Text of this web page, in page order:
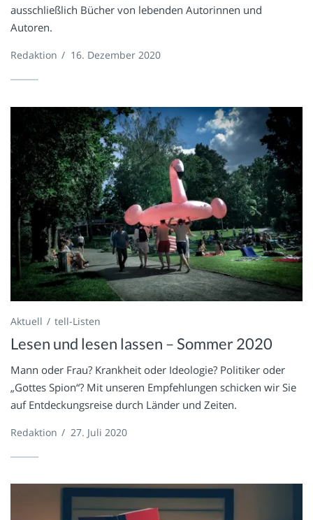
ausschließlich Bücher von lebenden Autorinnen und
Autoren.
Redaktion / 16. Dezember 2020
Aktuell tell-Listen
Lesen und lesen lassen – Sommer 2020
Mann oder Frau? Krankheit oder Ideologie? Politiker oder
„Gottes Spion“? Mit unseren Empfehlungen schicken wir Sie
auf Entdeckungsreise durch Länder und Zeiten.
Redaktion / 27. Juli 2020